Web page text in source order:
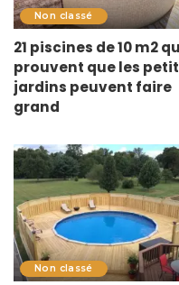
Non classé
21 piscines de 10 m2
prouvent que les
jardins peuvent faire
grand
Non classé